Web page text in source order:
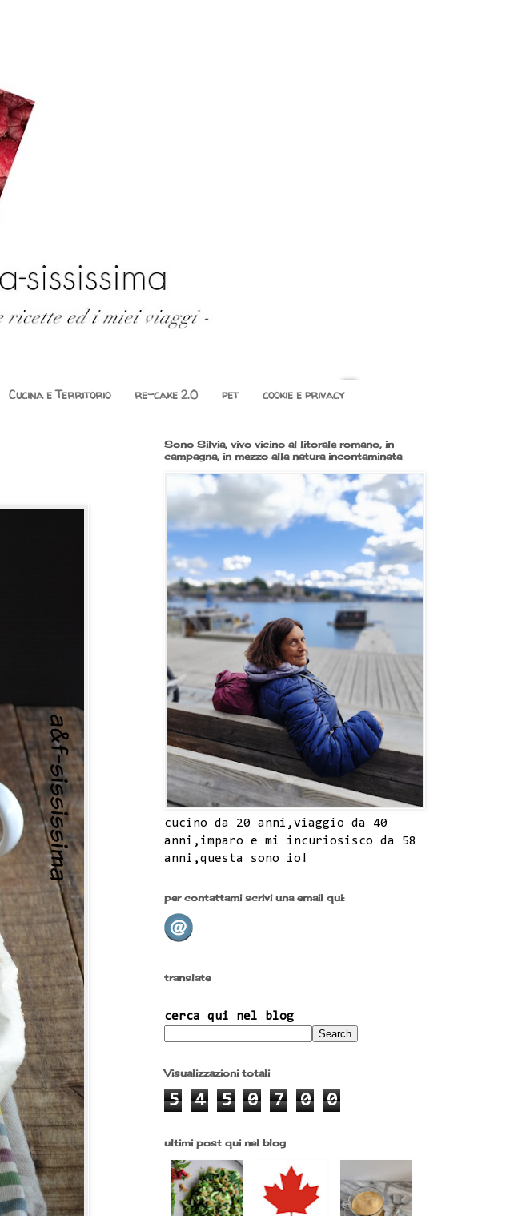
Cucina e Territorio re-cake 2.0 pet cookie e privacy
Sono Silvia, vivo vicino al litorale romano, in
campagna, in mezzo alla natura incontaminata
cucino da 20 anni,viaggio da 40
anni,imparo e mi incuriosisco da 58
anni,questa sono io!
per contattami scrivi una email qui:
translate
cerca qui nel blog
Visualizzazioni totali
5 4 5 0 7 0 0
ultimi post qui nel blog